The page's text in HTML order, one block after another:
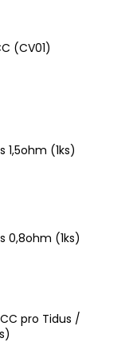
(CV01)
1,5ohm (1ks)
0,8ohm (1ks)
pro Tidus /